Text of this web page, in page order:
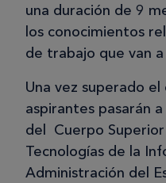
una duración de 9
los conocimientos
de trabajo que van
Una vez superado
aspirantes pasarán
del Cuerpo
Tecnologías de la
Administración del